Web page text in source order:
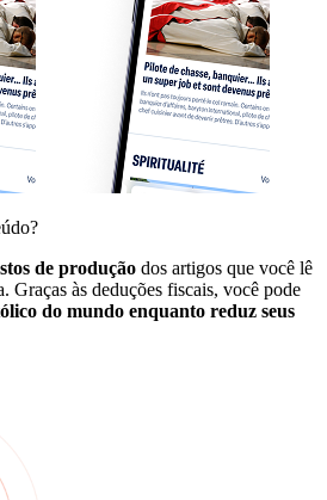
de produção dos artigos que você lê
Graças às deduções fiscais, você pode
do mundo enquanto reduz seus